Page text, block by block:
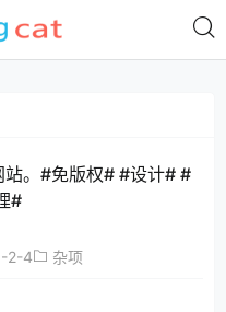
站。#免版权# #设计# #
#
2-4 杂项